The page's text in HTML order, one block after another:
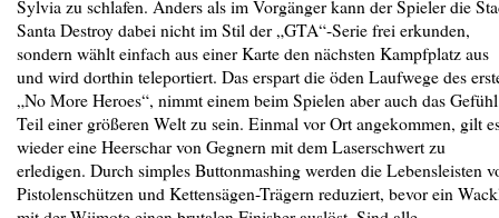
Sylvia zu schlafen. Anders als im Vorgänger kann der Spieler die
Santa Destroy dabei nicht im Stil der „GTA“-Serie frei erkunden,
sondern wählt einfach aus einer Karte den nächsten Kampfplatz aus
und wird dorthin teleportiert. Das erspart die öden Laufwege des
„No More Heroes“, nimmt einem beim Spielen aber auch das
Teil einer größeren Welt zu sein. Einmal vor Ort angekommen, gilt
wieder eine Heerschar von Gegnern mit dem Laserschwert zu
erledigen. Durch simples Buttonmashing werden die ­Lebensleisten
Pis­tolenschützen und Kettensägen-Trägern reduziert, bevor ein